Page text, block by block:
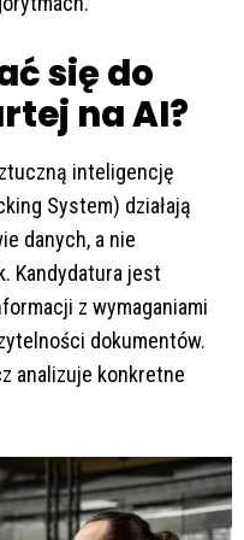
się do
na AI?
inteligencję
System) działają
danych, a nie
Kandydatura jest
z wymaganiami
dokumentów.
analizuje konkretne